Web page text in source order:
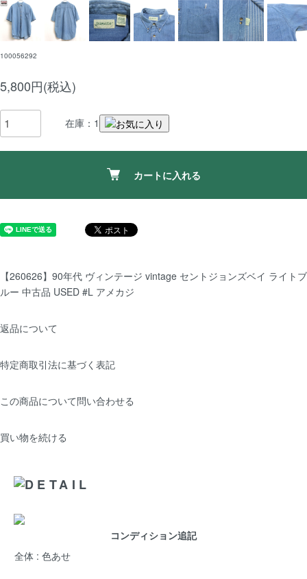
100056292
5,800円(税込)
在庫：1
カートに入れる
【260626】90年代 ヴィンテージ vintage セントジョンズベイ ライトブ
ルー 中古品 USED #L アメカジ
返品について
特定商取引法に基づく表記
この商品について問い合わせる
買い物を続ける
コンディション追記
全体 : 色あせ